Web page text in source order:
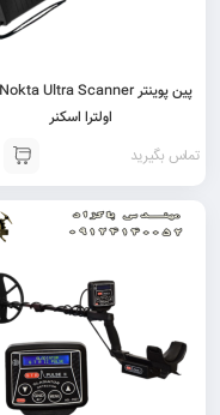
اولترا اسکنر
تماس بگیرید